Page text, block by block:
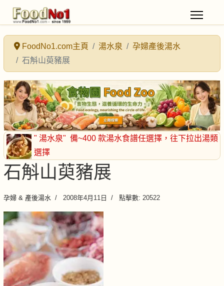
FoodNo1.com主頁 湯水泉
孕婦產後湯水
石斛山萸豬展
" 湯水泉" 備~400 款湯水食譜任選擇 ，往下拉出湯類
選擇
石斛山萸豬展
孕婦 & 產後湯水 2008年4月11日 點擊數: 20522